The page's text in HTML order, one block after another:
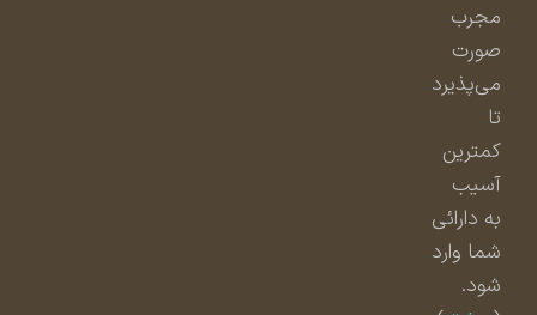
مجرب
صورت
می‌پذیرد
کمترین
آسیب
به دارائی
شما وارد
شود.